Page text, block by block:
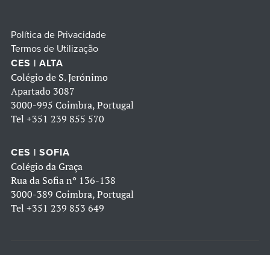
Política de Privacidade
Termos de Utilização
CES | ALTA
Colégio de S. Jerónimo
Apartado 3087
3000-995 Coimbra, Portugal
Tel +351 239 855 570
CES | SOFIA
Colégio da Graça
Rua da Sofia nº 136-138
3000-389 Coimbra, Portugal
Tel +351 239 853 649